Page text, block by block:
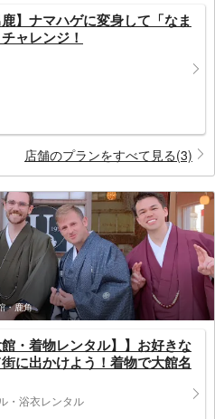
鹿】ナマハゲに変身して「なま
ャレンジ！
店舗のプランをすべて見る(3)
・鹿角
館・着物レンタル】】お好きな
に出かけよう！着物で大館名
・浴衣レンタル